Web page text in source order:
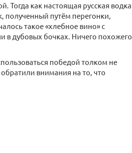
Тогда как настоящая русская водка
полученный путём перегонки,
такое «хлебное вино» с
дубовых бочках. Ничего похожего
победой толком не
внимания на то, что